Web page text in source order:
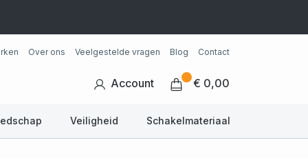
Over ons Veelgestelde vragen Blog Contact
Account € 0,00
Veiligheid Schakelmateriaal